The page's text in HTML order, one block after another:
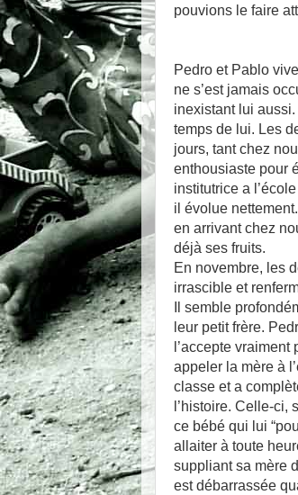
pouvions le faire
Pedro et Pablo
ne s’est jamais
inexistant lui
temps de lui. Les
jours, tant chez
enthousiaste pour
institutrice a
il évolue
en arrivant chez
déjà ses fruits.
En novembre, les
irrascible et
Il semble
leur petit frère.
l’accepte
appeler la mère à
classe et a
l’histoire. Celle-
ce bébé qui lui
allaiter à toute
suppliant sa mère
est débarrassée